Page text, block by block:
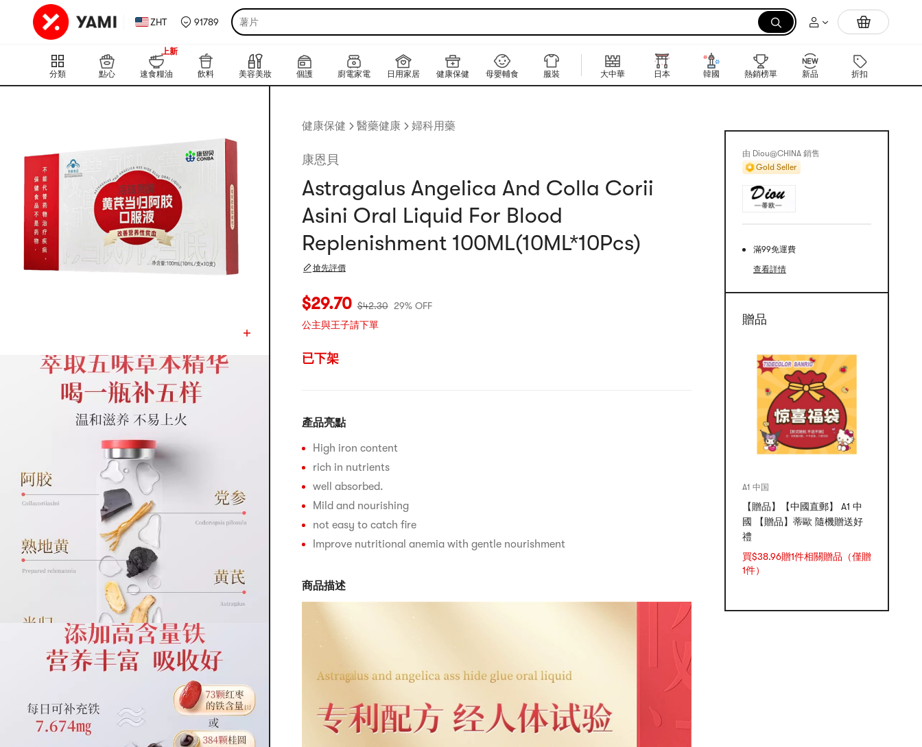
ZHT 91789 薯片 拉麵
分類 點心 速食糧油
999+
飲料 美容美妝 個護 廚電家電 日用家居 健康保健 母嬰輔食 服裝 大中華 日本 韓國 熱銷榜單 新品 折扣
健康保健 醫藥健康 婦科用藥
康恩貝
Astragalus Angelica And Colla Corii
Asini Oral Liquid For Blood
Replenishment 100ML(10ML*10Pcs)
搶先評價
當前價格：$29.7
$29.70 $42.30 29% OFF
公主與王子請下單
已下架
產品亮點
High iron content
rich in nutrients
well absorbed.
Mild and nourishing
not easy to catch fire
Improve nutritional anemia with gentle nourishment
商品描述
由 Diou@CHINA 銷售
Gold Seller
滿99免運費
查看詳情
贈品
A1 中国
【贈品】【中國直郵】 A1 中
國 【贈品】蒂歐 隨機贈送好
禮
買$38.96贈1件相關贈品（僅贈
1件）